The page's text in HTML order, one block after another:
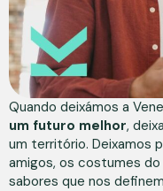
Quando deixámos a
um futuro melhor,
um território. Deixamos
amigos, os costumes
sabores que nos